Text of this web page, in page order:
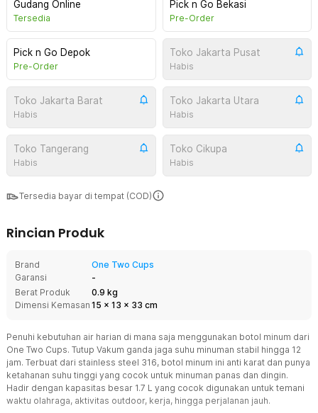
Gudang Online
Tersedia
Pick n Go Bekasi
Pre-Order
Pick n Go Depok
Pre-Order
Toko Jakarta Pusat
Habis
Toko Jakarta Barat
Habis
Toko Jakarta Utara
Habis
Toko Tangerang
Habis
Toko Cikupa
Habis
Tersedia bayar di tempat (COD)
Rincian Produk
Brand
One Two Cups
Garansi
-
Berat Produk
0.9 kg
Dimensi Kemasan 15 x 13 x 33 cm
Penuhi kebutuhan air harian di mana saja menggunakan botol minum dari
One Two Cups. Tutup Vakum ganda jaga suhu minuman stabil hingga 12
jam. Terbuat dari stainless steel 316, botol minum ini anti karat dan punya
ketahanan suhu tinggi yang cocok untuk minuman panas dan dingin.
Hadir dengan kapasitas besar 1.7 L yang cocok digunakan untuk temani
waktu olahraga, aktivitas outdoor, kerja, hingga perjalanan jauh.